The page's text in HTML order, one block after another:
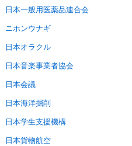
日本一般用医薬品連合会
ニホンウナギ
日本オラクル
日本音楽事業者協会
日本会議
日本海洋掘削
日本学生支援機構
日本貨物航空